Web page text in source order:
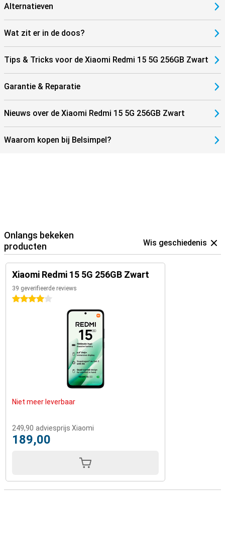
Alternatieven
Wat zit er in de doos?
Tips & Tricks voor de Xiaomi Redmi 15 5G 256GB Zwart
Garantie & Reparatie
Nieuws over de Xiaomi Redmi 15 5G 256GB Zwart
Waarom kopen bij Belsimpel?
Onlangs bekeken
producten
Wis geschiedenis
Xiaomi Redmi 15 5G 256GB Zwart
39 geverifieerde reviews
4 sterren
Niet meer leverbaar
249,90 adviesprijs Xiaomi
189,00